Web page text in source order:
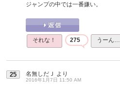
ジャンプの中では一番嫌い。
それな！ 275 うーん…
25 名無しだＪ より
2016年1月7日 11:50 AM